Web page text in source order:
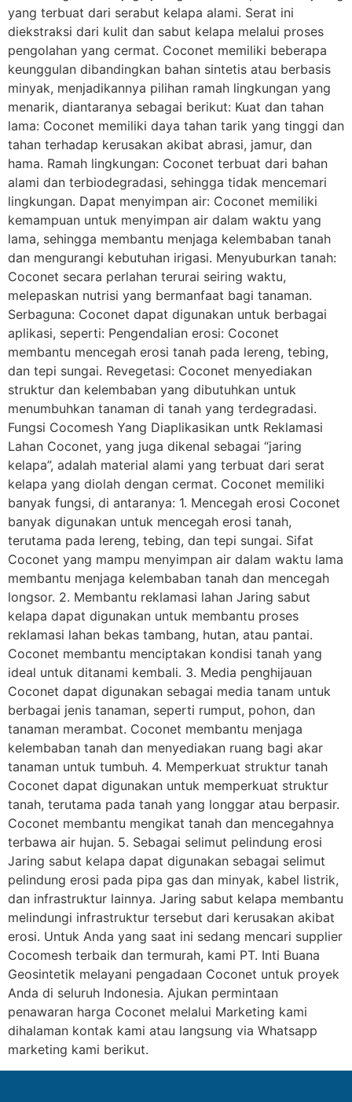
yang terbuat dari serabut kelapa alami. Serat ini
diekstraksi dari kulit dan sabut kelapa melalui proses
pengolahan yang cermat. Coconet memiliki beberapa
keunggulan dibandingkan bahan sintetis atau berbasis
minyak, menjadikannya pilihan ramah lingkungan yang
menarik, diantaranya sebagai berikut: Kuat dan tahan
lama: Coconet memiliki daya tahan tarik yang tinggi dan
tahan terhadap kerusakan akibat abrasi, jamur, dan
hama. Ramah lingkungan: Coconet terbuat dari bahan
alami dan terbiodegradasi, sehingga tidak mencemari
lingkungan. Dapat menyimpan air: Coconet memiliki
kemampuan untuk menyimpan air dalam waktu yang
lama, sehingga membantu menjaga kelembaban tanah
dan mengurangi kebutuhan irigasi. Menyuburkan tanah:
Coconet secara perlahan terurai seiring waktu,
melepaskan nutrisi yang bermanfaat bagi tanaman.
Serbaguna: Coconet dapat digunakan untuk berbagai
aplikasi, seperti: Pengendalian erosi: Coconet
membantu mencegah erosi tanah pada lereng, tebing,
dan tepi sungai. Revegetasi: Coconet menyediakan
struktur dan kelembaban yang dibutuhkan untuk
menumbuhkan tanaman di tanah yang terdegradasi.
Fungsi Cocomesh Yang Diaplikasikan untk Reklamasi
Lahan Coconet, yang juga dikenal sebagai “jaring
kelapa”, adalah material alami yang terbuat dari serat
kelapa yang diolah dengan cermat. Coconet memiliki
banyak fungsi, di antaranya: 1. Mencegah erosi Coconet
banyak digunakan untuk mencegah erosi tanah,
terutama pada lereng, tebing, dan tepi sungai. Sifat
Coconet yang mampu menyimpan air dalam waktu lama
membantu menjaga kelembaban tanah dan mencegah
longsor. 2. Membantu reklamasi lahan Jaring sabut
kelapa dapat digunakan untuk membantu proses
reklamasi lahan bekas tambang, hutan, atau pantai.
Coconet membantu menciptakan kondisi tanah yang
ideal untuk ditanami kembali. 3. Media penghijauan
Coconet dapat digunakan sebagai media tanam untuk
berbagai jenis tanaman, seperti rumput, pohon, dan
tanaman merambat. Coconet membantu menjaga
kelembaban tanah dan menyediakan ruang bagi akar
tanaman untuk tumbuh. 4. Memperkuat struktur tanah
Coconet dapat digunakan untuk memperkuat struktur
tanah, terutama pada tanah yang longgar atau berpasir.
Coconet membantu mengikat tanah dan mencegahnya
terbawa air hujan. 5. Sebagai selimut pelindung erosi
Jaring sabut kelapa dapat digunakan sebagai selimut
pelindung erosi pada pipa gas dan minyak, kabel listrik,
dan infrastruktur lainnya. Jaring sabut kelapa membantu
melindungi infrastruktur tersebut dari kerusakan akibat
erosi. Untuk Anda yang saat ini sedang mencari supplier
Cocomesh terbaik dan termurah, kami PT. Inti Buana
Geosintetik melayani pengadaan Coconet untuk proyek
Anda di seluruh Indonesia. Ajukan permintaan
penawaran harga Coconet melalui Marketing kami
dihalaman kontak kami atau langsung via Whatsapp
marketing kami berikut.